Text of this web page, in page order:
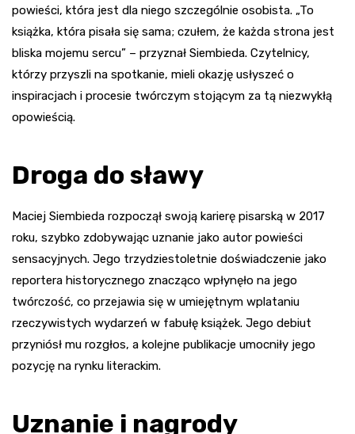
powieści, która jest dla niego szczególnie osobista. „To
książka, która pisała się sama; czułem, że każda strona jest
bliska mojemu sercu” – przyznał Siembieda. Czytelnicy,
którzy przyszli na spotkanie, mieli okazję usłyszeć o
inspiracjach i procesie twórczym stojącym za tą niezwykłą
opowieścią.
Droga do sławy
Maciej Siembieda rozpoczął swoją karierę pisarską w 2017
roku, szybko zdobywając uznanie jako autor powieści
sensacyjnych. Jego trzydziestoletnie doświadczenie jako
reportera historycznego znacząco wpłynęło na jego
twórczość, co przejawia się w umiejętnym wplataniu
rzeczywistych wydarzeń w fabułę książek. Jego debiut
przyniósł mu rozgłos, a kolejne publikacje umocniły jego
pozycję na rynku literackim.
Uznanie i nagrody